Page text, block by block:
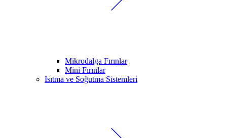
Mikrodalga Fırınlar
Mini Fırınlar
Isıtma ve Soğutma Sistemleri